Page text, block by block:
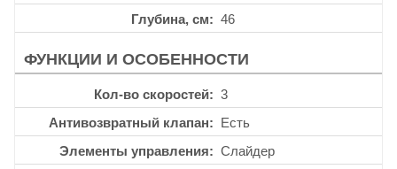
Глубина, см
46
ФУНКЦИИ И ОСОБЕННОСТИ
Кол-во скоростей
3
Антивозвратный клапан
Есть
Элементы управления
Слайдер